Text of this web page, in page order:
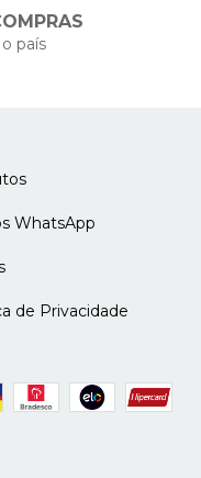
país
WhatsApp
de Privacidade